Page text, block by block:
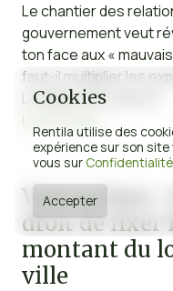
Cookies
Rentila utilise des
expérience sur son
vous sur Confidentialité.
Accepter
Le chantier des
gouvernement veut
ton face aux «
faut-il multiplier les
Le débat est relancé.
Lire la suite
Vrai ou faux :
droit de fixer
montant du
ville